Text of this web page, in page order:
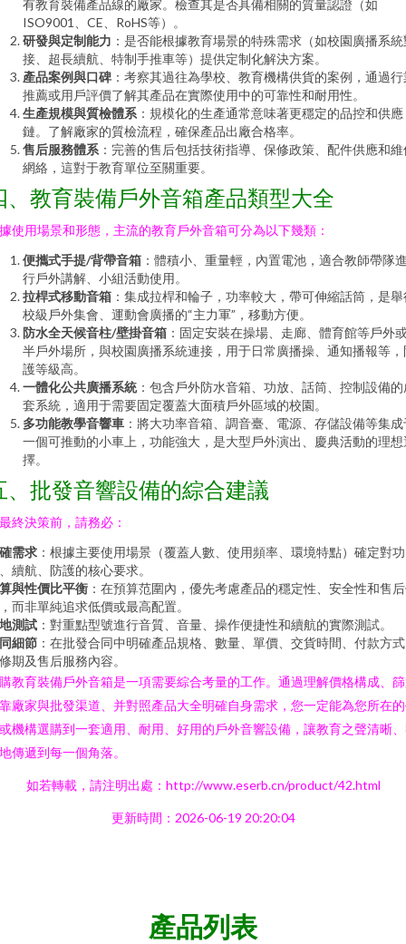
有教育裝備產品線的廠家。檢查其是否具備相關的質量認證（如
ISO9001、CE、RoHS等）。
研發與定制能力 ：是否能根據教育場景的特殊需求（如校園廣播系統
接、超長續航、特制手推車等）提供定制化解決方案。
產品案例與口碑 ：考察其過往為學校、教育機構供貨的案例，通過行
推薦或用戶評價了解其產品在實際使用中的可靠性和耐用性。
生產規模與質檢體系 ：規模化的生產通常意味著更穩定的品控和供應
鏈。了解廠家的質檢流程，確保產品出廠合格率。
售后服務體系 ：完善的售后包括技術指導、保修政策、配件供應和維
網絡，這對于教育單位至關重要。
、教育裝備戶外音箱產品類型大全
使用場景和形態，主流的教育戶外音箱可分為以下幾類：
便攜式手提/背帶音箱 ：體積小、重量輕，內置電池，適合教師帶隊
行戶外講解、小組活動使用。
拉桿式移動音箱 ：集成拉桿和輪子，功率較大，帶可伸縮話筒，是舉
校級戶外集會、運動會廣播的“主力軍”，移動方便。
防水全天候音柱/壁掛音箱 ：固定安裝在操場、走廊、體育館等戶外
半戶外場所，與校園廣播系統連接，用于日常廣播操、通知播報等，
護等級高。
一體化公共廣播系統：包含戶外防水音箱、功放、話筒、控制設備的
套系統，適用于需要固定覆蓋大面積戶外區域的校園。
多功能教學音響車 ：將大功率音箱、調音臺、電源、存儲設備等集
一個可推動的小車上，功能強大，是大型戶外演出、慶典活動的理想
擇。
、批發音響設備的綜合建議
終決策前，請務必：
需求 ：根據主要使用場景（覆蓋人數、使用頻率、環境特點）確定對功
續航、防護的核心要求。
與性價比平衡 ：在預算范圍內，優先考慮產品的穩定性、安全性和售
而非單純追求低價或最高配置。
測試 ：對重點型號進行音質、音量、操作便捷性和續航的實際測試。
細節 ：在批發合同中明確產品規格、數量、單價、交貨時間、付款方
期及售后服務內容。
教育裝備戶外音箱是一項需要綜合考量的工作。通過理解價格構成、
廠家與批發渠道、并對照產品大全明確自身需求，您一定能為您所在
機構選購到一套適用、耐用、好用的戶外音響設備，讓教育之聲清晰
傳遞到每一個角落。
如若轉載，請注明出處：http://www.eserb.cn/product/42.html
更新時間：2026-06-19 20:20:04
產品列表